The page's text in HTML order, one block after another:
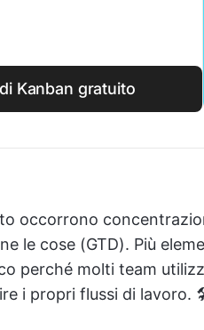
Kanban gratuito
occorrono
le cose (GTD). Più
perché molti team
i propri flussi di lavoro.